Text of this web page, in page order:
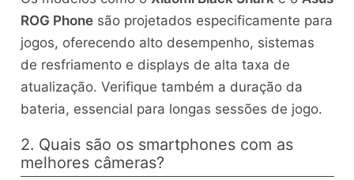
ROG Phonesão projetados especificamente para
jogos, oferecendo alto desempenho, sistemas
de resfriamento e displays de alta taxa de
atualização. Verifique também a duração da
bateria, essencial para longas sessões de jogo.
2. Quais são os smartphones com as
melhores câmeras?